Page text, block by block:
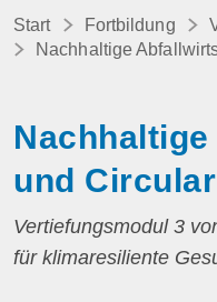
Start Fortbildung
Nachhaltige
und
Vertiefungsmodul 3
für klimaresiliente